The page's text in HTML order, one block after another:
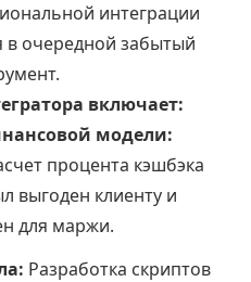
интеграции
в очередной забытый
включает:
модели:
процента кэшбэка
выгоден клиенту и
для маржи.
Разработка скриптов